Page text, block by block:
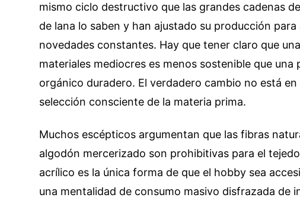
mismo ciclo destructivo que las grandes cadenas
de lana lo saben y han ajustado su producción
novedades constantes. Hay que tener claro que
materiales mediocres es menos sostenible que
orgánico duradero. El verdadero cambio no está
selección consciente de la materia prima.
Muchos escépticos argumentan que las fibras
algodón mercerizado son prohibitivas para el
acrílico es la única forma de que el hobby sea
una mentalidad de consumo masivo disfrazada de